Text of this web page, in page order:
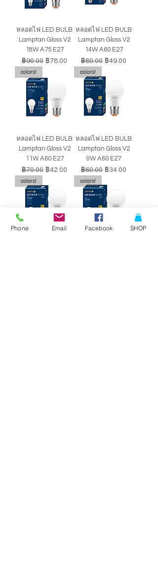
หลอดไฟ LED BULB
Lamptan Gloss V2
18W A75 E27
ราคาปกติ
฿90.00 ราคาขายลด
฿78.00
หลอดไฟ LED BULB
Lamptan Gloss V2
14W A60 E27
ราคาปกติ
฿80.00 ราคาขายลด
฿49.00
colors!
หลอดไฟ LED BULB
Lamptan Gloss V2
11W A60 E27
ราคาปกติ
฿70.00 ราคาขายลด
฿42.00
colors!
หลอดไฟ LED BULB
Lamptan Gloss V2
9W A60 E27
ราคาปกติ
฿60.00 ราคาขายลด
฿34.00
colors!
colors!
Phone Email Facebook SHOP